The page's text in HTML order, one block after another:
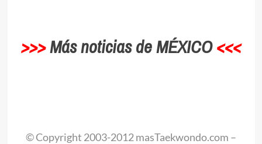
>>>Más noticias de MÉXICO<<<
© Copyright 2003-2012 masTaekwondo.com –